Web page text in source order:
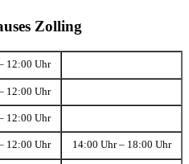
Zolling
12:00 Uhr
12:00 Uhr
12:00 Uhr
12:00 Uhr 14:00 Uhr – 18:00 Uhr